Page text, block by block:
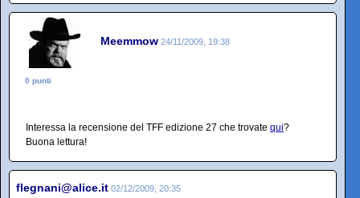
Meemmow 24/11/2009, 19:38
0 punti
Interessa la recensione del TFF edizione 27 che trovate qui?
Buona lettura!
flegnani@alice.it 02/12/2009, 20:35